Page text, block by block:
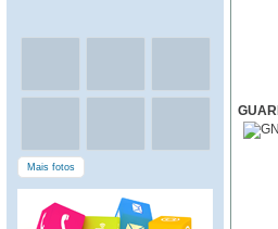
Mais fotos